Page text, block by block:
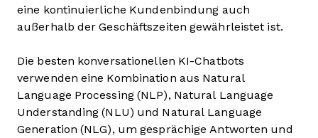
eine kontinuierliche Kundenbindung auch
außerhalb der Geschäftszeiten gewährleistet ist.
Die besten konversationellen KI-Chatbots
verwenden eine Kombination aus Natural
Language Processing (NLP), Natural Language
Understanding (NLU) und Natural Language
Generation (NLG), um gesprächige Antworten und